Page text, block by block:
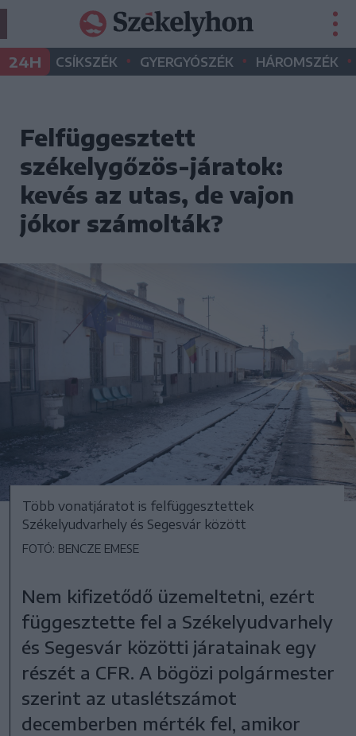
24H CSÍKSZÉK • GYERGYÓSZÉK • HÁROMSZÉK •
Felfüggesztett
székelygőzös-járatok:
kevés az utas, de vajon
jókor számolták?
Több vonatjáratot is felfüggesztettek
Székelyudvarhely és Segesvár között
FOTÓ: BENCZE EMESE
Nem kifizetődő üzemeltetni, ezért
függesztette fel a Székelyudvarhely
és Segesvár közötti járatainak egy
részét a CFR. A bögözi polgármester
szerint az utaslétszámot
decemberben mérték fel, amikor